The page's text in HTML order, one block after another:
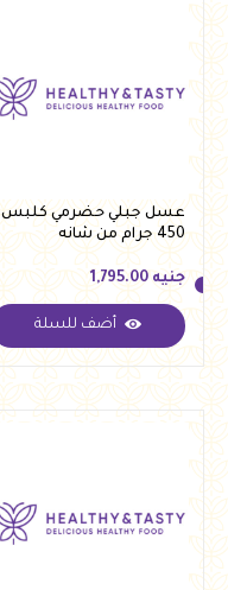
عسل جبلي حضرمي كلبس
450 جرام من شانه
جنيه
جنيه 1,795.00
أضف للسلة